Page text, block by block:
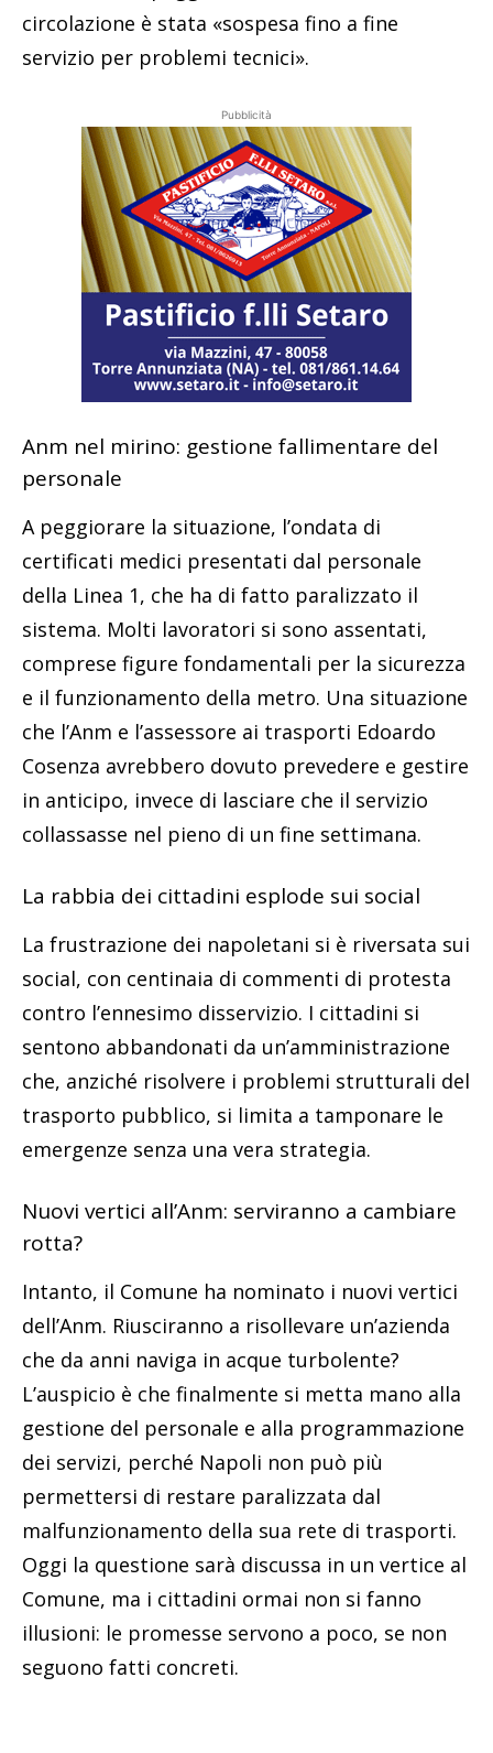
circolazione è stata «sospesa fino a fine
servizio per problemi tecnici».
Pubblicità
Anm nel mirino: gestione fallimentare del
personale
A peggiorare la situazione, l’ondata di
certificati medici presentati dal personale
della Linea 1, che ha di fatto paralizzato il
sistema. Molti lavoratori si sono assentati,
comprese figure fondamentali per la sicurezza
e il funzionamento della metro. Una situazione
che l’Anm e l’assessore ai trasporti Edoardo
Cosenza avrebbero dovuto prevedere e gestire
in anticipo, invece di lasciare che il servizio
collassasse nel pieno di un fine settimana.
La rabbia dei cittadini esplode sui social
La frustrazione dei napoletani si è riversata sui
social, con centinaia di commenti di protesta
contro l’ennesimo disservizio. I cittadini si
sentono abbandonati da un’amministrazione
che, anziché risolvere i problemi strutturali del
trasporto pubblico, si limita a tamponare le
emergenze senza una vera strategia.
Nuovi vertici all’Anm: serviranno a cambiare
rotta?
Intanto, il Comune ha nominato i nuovi vertici
dell’Anm. Riusciranno a risollevare un’azienda
che da anni naviga in acque turbolente?
L’auspicio è che finalmente si metta mano alla
gestione del personale e alla programmazione
dei servizi, perché Napoli non può più
permettersi di restare paralizzata dal
malfunzionamento della sua rete di trasporti.
Oggi la questione sarà discussa in un vertice al
Comune, ma i cittadini ormai non si fanno
illusioni: le promesse servono a poco, se non
seguono fatti concreti.